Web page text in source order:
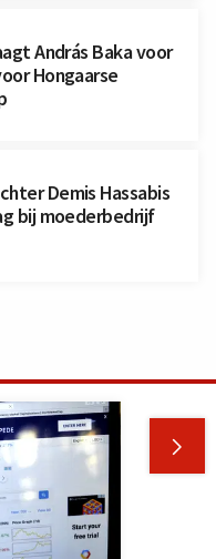
András Baka voor
Hongaarse
Demis Hassabis
bij moederbedrijf
